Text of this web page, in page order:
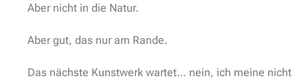
Aber nicht in die Natur.
Aber gut, das nur am Rande.
Das nächste Kunstwerk wartet… nein, ich meine nicht